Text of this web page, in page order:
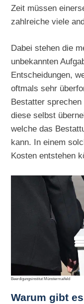
Zeit müssen
zahlreiche viele
Dabei stehen die
unbekannten
Entscheidungen,
oftmals sehr
Bestatter
diese selbst
welche das
kann. In einem
Kosten entstehen
Beerdigungsinstitut Münstermaifeld
Warum gibt